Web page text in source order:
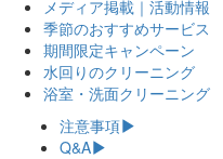
メディア掲載｜活動情報
季節のおすすめサービス
期間限定キャンペーン
水回りのクリーニング
浴室・洗面クリーニング
注意事項
Q&A